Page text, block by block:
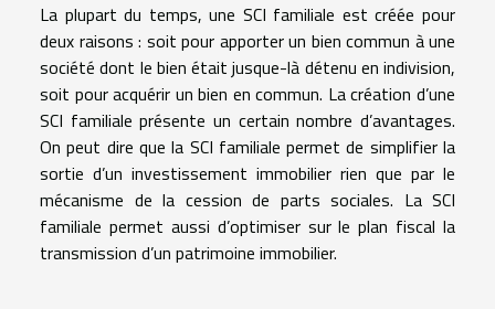
La plupart du temps, une SCI familiale est créée pour
deux raisons : soit pour apporter un bien commun à une
société dont le bien était jusque-là détenu en indivision,
soit pour acquérir un bien en commun. La création d’une
SCI familiale présente un certain nombre d’avantages.
On peut dire que la SCI familiale permet de simplifier la
sortie d’un investissement immobilier rien que par le
mécanisme de la cession de parts sociales. La SCI
familiale permet aussi d’optimiser sur le plan fiscal la
transmission d’un patrimoine immobilier.